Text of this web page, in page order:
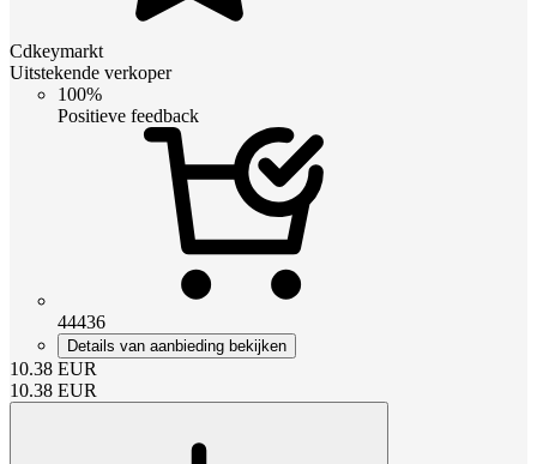
Cdkeymarkt
Uitstekende verkoper
100%
Positieve feedback
44436
Details van aanbieding bekijken
10.38 EUR
10.38 EUR